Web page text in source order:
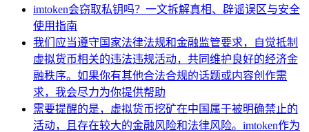
imtoken会窃取私钥吗？一文拆解真相、辟谣误区与安全
使用指南
我们应当遵守国家法律法规和金融监管要求，自觉抵制
虚拟货币相关的违法违规活动，共同维护良好的经济金
融秩序。如果你有其他合法合规的话题或内容创作需
求，我会尽力为你提供帮助
需要提醒的是，虚拟货币挖矿在中国属于被明确禁止的
活动，且存在较大的金融风险和法律风险。imtoken作为